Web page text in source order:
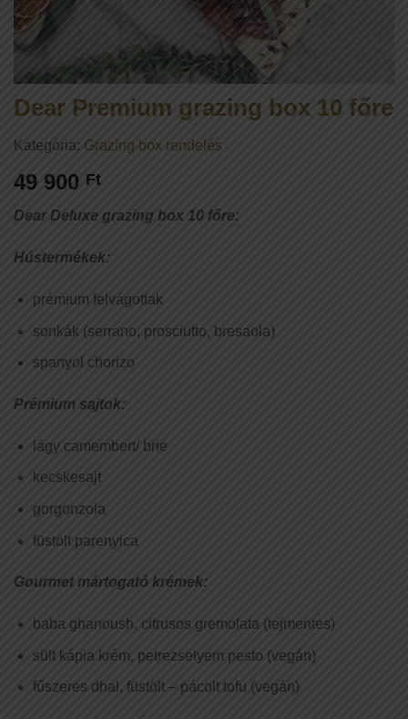
Dear Premium grazing box 10 főre
Kategória: Grazing box rendelés
49 900 Ft
Dear Deluxe grazing box 10 főre:
Hústermékek:
prémium felvágottak
sonkák (serrano, prosciutto, bresaola)
spanyol chorizo
Prémium sajtok:
lágy camembert/ brie
kecskesajt
gorgonzola
füstölt parenyica
Gourmet mártogató krémek:
baba ghanoush, citrusos gremolata (tejmentes)
sült kápia krém, petrezselyem pesto (vegán)
fűszeres dhal, füstölt – pácolt tofu (vegán)